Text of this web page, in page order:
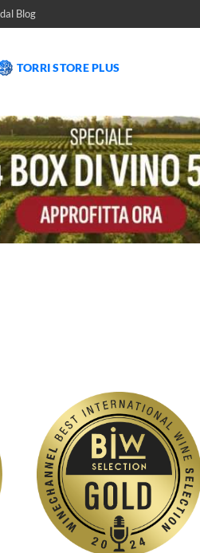
Blog
TORRI STORE PLUS